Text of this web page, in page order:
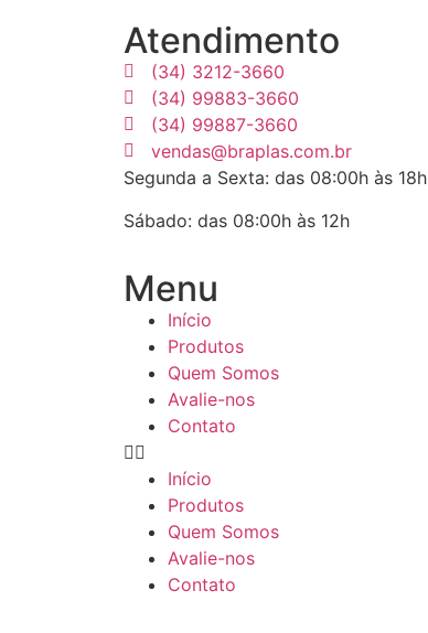
Atendimento
(34) 3212-3660
(34) 99883-3660
(34) 99887-3660
vendas@braplas.com.br
Segunda a Sexta: das 08:00h às 18h
Sábado: das 08:00h às 12h
Menu
Início
Produtos
Quem Somos
Avalie-nos
Contato
Início
Produtos
Quem Somos
Avalie-nos
Contato